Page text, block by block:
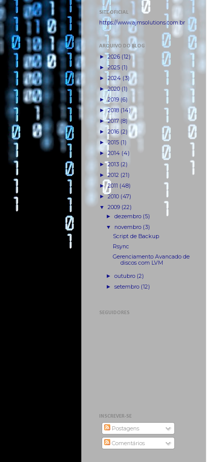
SITE OFICIAL
https://www.ajmsolutions.com.br
ARQUIVO DO BLOG
►2026 (12)
►2025 (1)
►2024 (3)
►2020 (1)
►2019 (6)
►2018 (14)
►2017 (8)
►2016 (2)
►2015 (1)
► 2014 (4)
►2013 (2)
►2012 (21)
►2011 (48)
►2010 (47)
▼ 2009 (22)
► dezembro (5)
▼ novembro (3)
Script de Backup
Rsync
Gerenciamento Avancado de
discos com LVM
► outubro (2)
► setembro (12)
SEGUIDORES
INSCREVER-SE
Postagens
Comentários